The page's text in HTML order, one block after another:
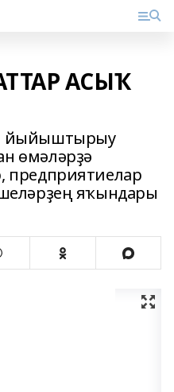
АСЫҠ
йыйыштырыу
өмәләрҙә
предприятиелар
яҡындары